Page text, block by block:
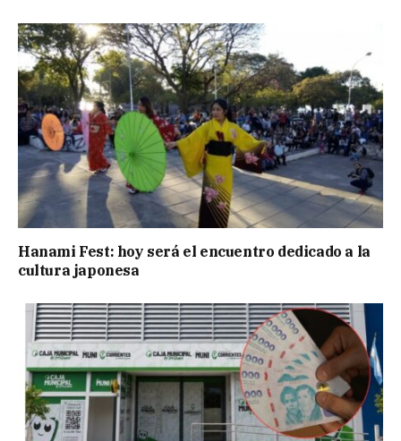
Hanami Fest: hoy será el encuentro dedicado a la
cultura japonesa